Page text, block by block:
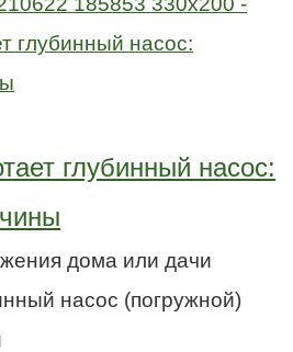
глубинный насос:
дома или дачи
насос (погружной)